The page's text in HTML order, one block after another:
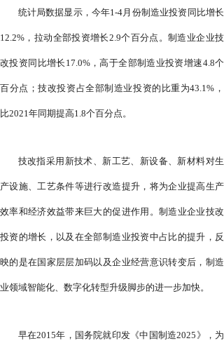
统计局数据显示，今年1-4月份制造业投资同比增长
12.2%，拉动全部投资增长2.9个百分点。制造业企业技
改投资同比增长17.0%，高于全部制造业投资增速4.8个
百分点；技改投资占全部制造业投资的比重为43.1%，
比2021年同期提高1.8个百分点。
技改指采用新技术、新工艺、新设备、新材料对生
产设施、工艺条件等进行改造提升，将为企业提高生产
效率和经济效益带来巨大的促进作用。制造业企业技改
投资的增长，以及在全部制造业投资中占比的提升，反
映的是在国家层层加码以及企业经营意识转变后，制造
业领域智能化、数字化转型升级脚步的进一步加快。
早在2015年，国务院就印发《中国制造2025》，为